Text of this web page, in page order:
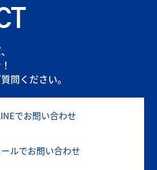
問ください。
でお問い合わせ
ールでお問い合わせ